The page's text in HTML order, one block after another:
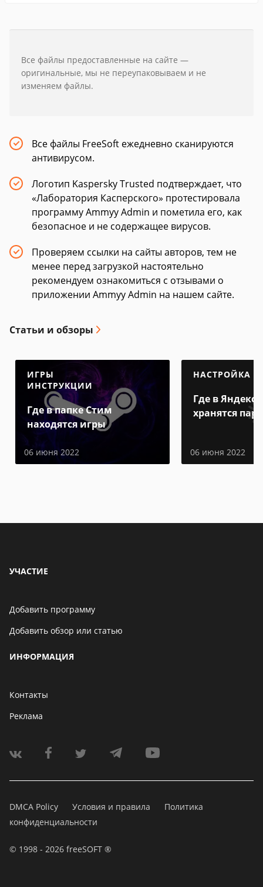
Все файлы предоставленные на сайте —
оригинальные, мы не переупаковываем и не
изменяем файлы.
Все файлы FreeSoft ежедневно сканируются
антивирусом.
Логотип Kaspersky Trusted подтверждает, что
«Лаборатория Касперского» протестировала
программу Ammyy Admin и пометила его, как
безопасное и не содержащее вирусов.
Проверяем ссылки на сайты авторов, тем не
менее перед загрузкой настоятельно
рекомендуем ознакомиться с отзывами о
приложении Ammyy Admin на нашем сайте.
Статьи и обзоры
ИГРЫ
ИНСТРУКЦИИ
Где в папке Стим
находятся игры
06 июня 2022
НАСТРОЙКА
Где в Яндекс
хранятся
06 июня 2022
УЧАСТИЕ
Добавить программу
Добавить обзор или статью
ИНФОРМАЦИЯ
Контакты
Реклама
DMCA Policy Условия и правила
Политика
конфиденциальности
© 1998 - 2026 freeSOFT ®